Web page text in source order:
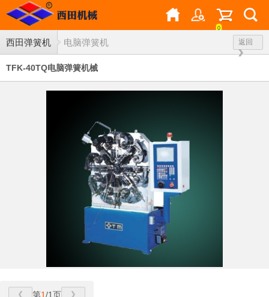
0
西田弹簧机 返回
电脑弹簧机
TFK-40TQ电脑弹簧机械
第1/1页